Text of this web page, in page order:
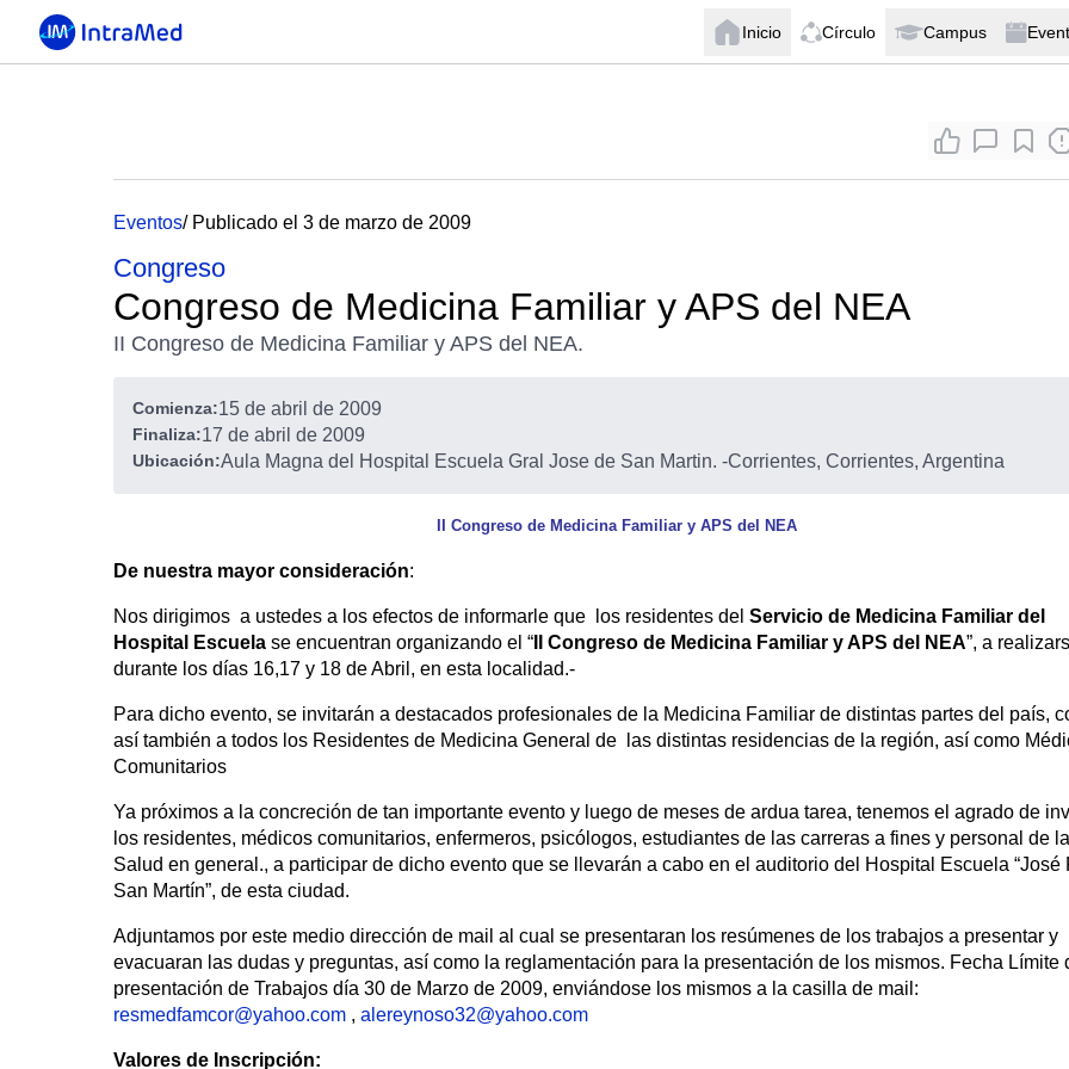
Inicio Círculo Campus
Eventos/ Publicado el 3 de marzo de 2009
Congreso
Congreso de Medicina Familiar y APS del NEA
II Congreso de Medicina Familiar y APS del NEA.
Comienza:15 de abril de 2009
Finaliza:17 de abril de 2009
Ubicación:Aula Magna del Hospital Escuela Gral Jose de San Martin. -Corrientes, Corrientes, Argentina
II Congreso de Medicina Familiar y APS del NEA
De nuestra mayor consideración:
Nos dirigimos a ustedes a los efectos de informarle que los residentes del Servicio de Medicina Familiar del
Hospital Escuela se encuentran organizando el “ II Congreso de Medicina Familiar y APS del NEA”, a
durante los días 16,17 y 18 de Abril, en esta localidad.-
Para dicho evento, se invitarán a destacados profesionales de la Medicina Familiar de distintas partes del país,
así también a todos los Residentes de Medicina General de las distintas residencias de la región, así como
Comunitarios
Ya próximos a la concreción de tan importante evento y luego de meses de ardua tarea, tenemos el agrado de
los residentes, médicos comunitarios, enfermeros, psicólogos, estudiantes de las carreras a fines y personal de la
Salud en general., a participar de dicho evento que se llevarán a cabo en el auditorio del Hospital Escuela “José
San Martín”, de esta ciudad.
Adjuntamos por este medio dirección de mail al cual se presentaran los resúmenes de los trabajos a presentar y
evacuaran las dudas y preguntas, así como la reglamentación para la presentación de los mismos. Fecha Límite
presentación de Trabajos día 30 de Marzo de 2009, enviándose los mismos a la casilla de mail:
resmedfamcor@yahoo.com , alereynoso32@yahoo.com
Valores de Inscripción: